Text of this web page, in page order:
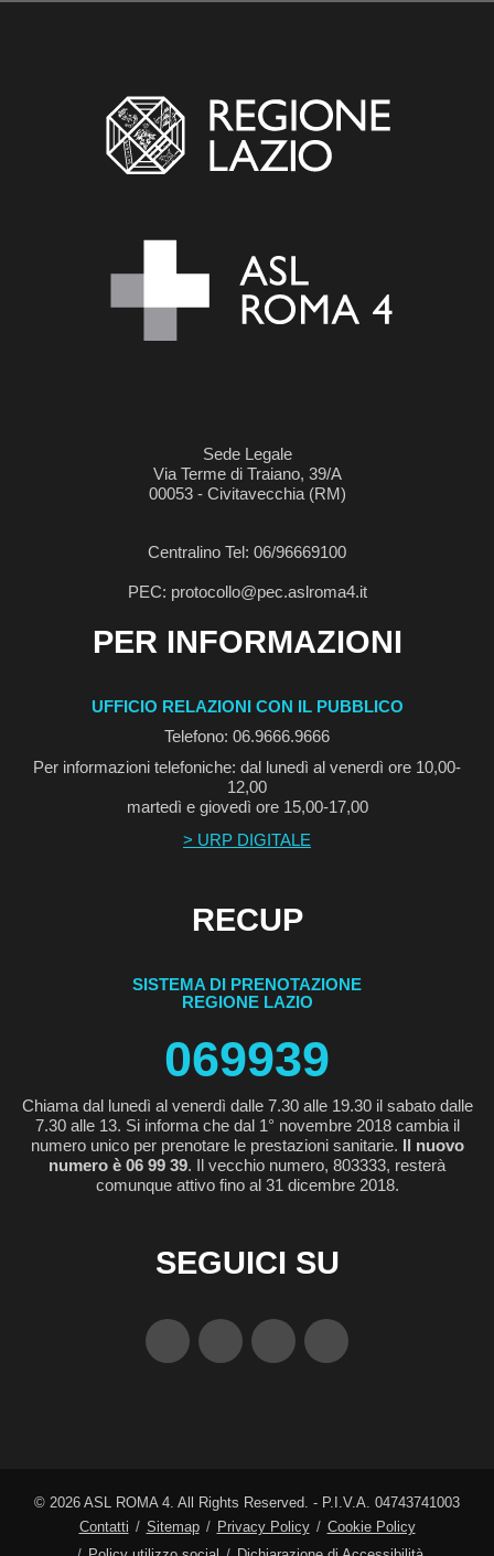
Sede Legale
Via Terme di Traiano, 39/A
00053 - Civitavecchia (RM)
Centralino Tel: 06/96669100
PEC: protocollo@pec.aslroma4.it
PER INFORMAZIONI
UFFICIO RELAZIONI CON IL PUBBLICO
Telefono: 06.9666.9666
Per informazioni telefoniche: dal lunedì al venerdì ore 10,00-
12,00
martedì e giovedì ore 15,00-17,00
> URP DIGITALE
RECUP
SISTEMA DI PRENOTAZIONE
REGIONE LAZIO
069939
Chiama dal lunedì al venerdì dalle 7.30 alle 19.30 il sabato dalle
7.30 alle 13. Si informa che dal 1° novembre 2018 cambia il
numero unico per prenotare le prestazioni sanitarie. Il nuovo
numero è 06 99 39. Il vecchio numero, 803333, resterà
comunque attivo fino al 31 dicembre 2018.
SEGUICI SU
© 2026 ASL ROMA 4. All Rights Reserved. - P.I.V.A. 04743741003
Contatti
Sitemap Privacy Policy
Cookie Policy